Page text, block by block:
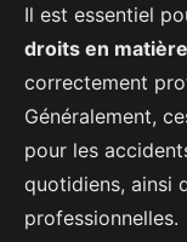
Il est essentiel
droits en
correctement
Généralement,
pour les
quotidiens, ainsi
professionnelles.